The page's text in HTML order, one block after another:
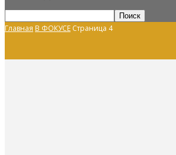
Главная В ФОКУСЕ Страница 4